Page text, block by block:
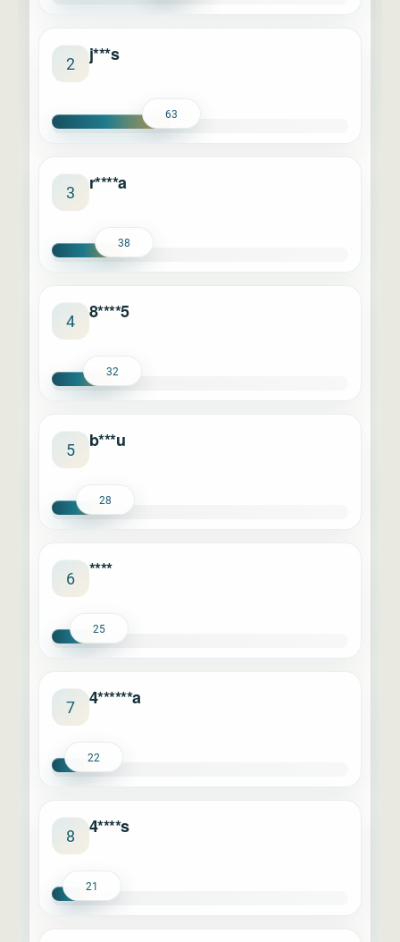
2 j***s
63
3 r****a
38
4 8****5
32
5 b***u
28
6 ****
25
7 4******a
22
8 4****s
21